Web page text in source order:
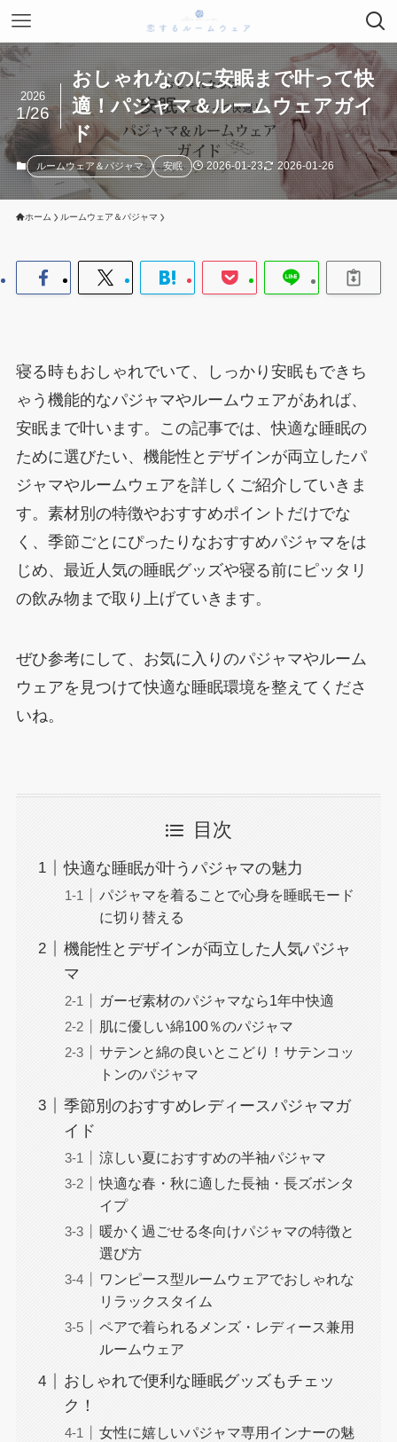
おしゃれなのに安眠まで叶って快
適！パジャマ＆ルームウェアガイ
ド
2026
1/26
ルームウェア＆パジャマ 安眠 2026-01-23 2026-01-26
ホーム ルームウェア＆パジャマ
寝る時もおしゃれでいて、しっかり安眠もできち
ゃう機能的なパジャマやルームウェアがあれば、
安眠まで叶います。この記事では、快適な睡眠の
ために選びたい、機能性とデザインが両立したパ
ジャマやルームウェアを詳しくご紹介していきま
す。素材別の特徴やおすすめポイントだけでな
く、季節ごとにぴったりなおすすめパジャマをは
じめ、最近人気の睡眠グッズや寝る前にピッタリ
の飲み物まで取り上げていきます。
ぜひ参考にして、お気に入りのパジャマやルーム
ウェアを見つけて快適な睡眠環境を整えてくださ
いね。
目次
快適な睡眠が叶うパジャマの魅力
パジャマを着ることで心身を睡眠モード
に切り替える
機能性とデザインが両立した人気パジャ
マ
ガーゼ素材のパジャマなら1年中快適
肌に優しい綿100％のパジャマ
サテンと綿の良いとこどり！サテンコッ
トンのパジャマ
季節別のおすすめレディースパジャマガ
イド
涼しい夏におすすめの半袖パジャマ
快適な春・秋に適した長袖・長ズボンタ
イプ
暖かく過ごせる冬向けパジャマの特徴と
選び方
ワンピース型ルームウェアでおしゃれな
リラックスタイム
ペアで着られるメンズ・レディース兼用
ルームウェア
おしゃれで便利な睡眠グッズもチェッ
ク！
女性に嬉しいパジャマ専用インナーの魅